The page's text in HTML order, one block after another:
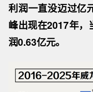
利润一直没迈过亿
峰出现在2017年，
润0.63亿元。